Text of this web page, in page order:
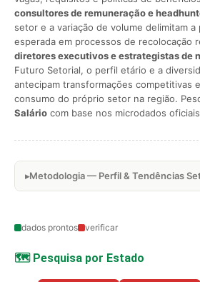
consultores de remuneração e
setor e a variação de volume delimitam a
esperada em processos de recolocação
diretores executivos e estrategistas de
Futuro Setorial, o perfil etário e a
antecipam transformações competitivas
consumo do próprio setor na região.
Salário com base nos microdados
Metodologia — Perfil & Tendências
dados prontos verificar
🗺️ Pesquisa por Estado